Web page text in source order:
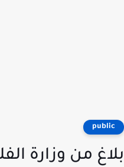
من وزارة